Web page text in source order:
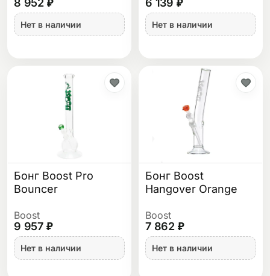
Нет в наличии Нет в наличии
Бонг Boost Pro
Bouncer
Boost
9 957 ₽
Нет в наличии
Бонг Boost
Hangover Orange
Boost
7 862 ₽
Нет в наличии